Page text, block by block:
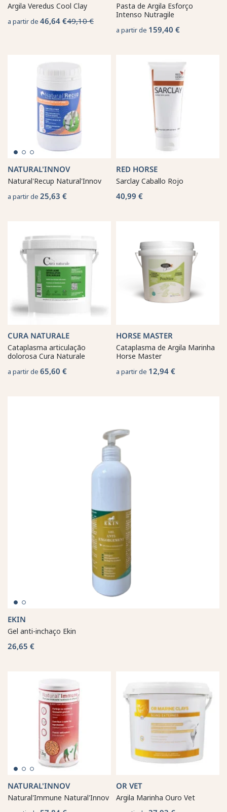
Argila Veredus Cool Clay
a partir de 46,64 €49,10 €
Pasta de Argila Esforço
Intenso Nutragile
a partir de 159,40 €
NATURAL'INNOV
Natural'Recup Natural'Innov
a partir de 25,63 €
RED HORSE
Sarclay Caballo Rojo
40,99 €
CURA NATURALE
Cataplasma articulação
dolorosa Cura Naturale
a partir de 65,60 €
HORSE MASTER
Cataplasma de Argila Marinha
Horse Master
a partir de 12,94 €
EKIN
Gel anti-inchaço Ekin
26,65 €
NATURAL'INNOV
Natural'Immune Natural'Innov
OR VET
Argila Marinha Ouro Vet